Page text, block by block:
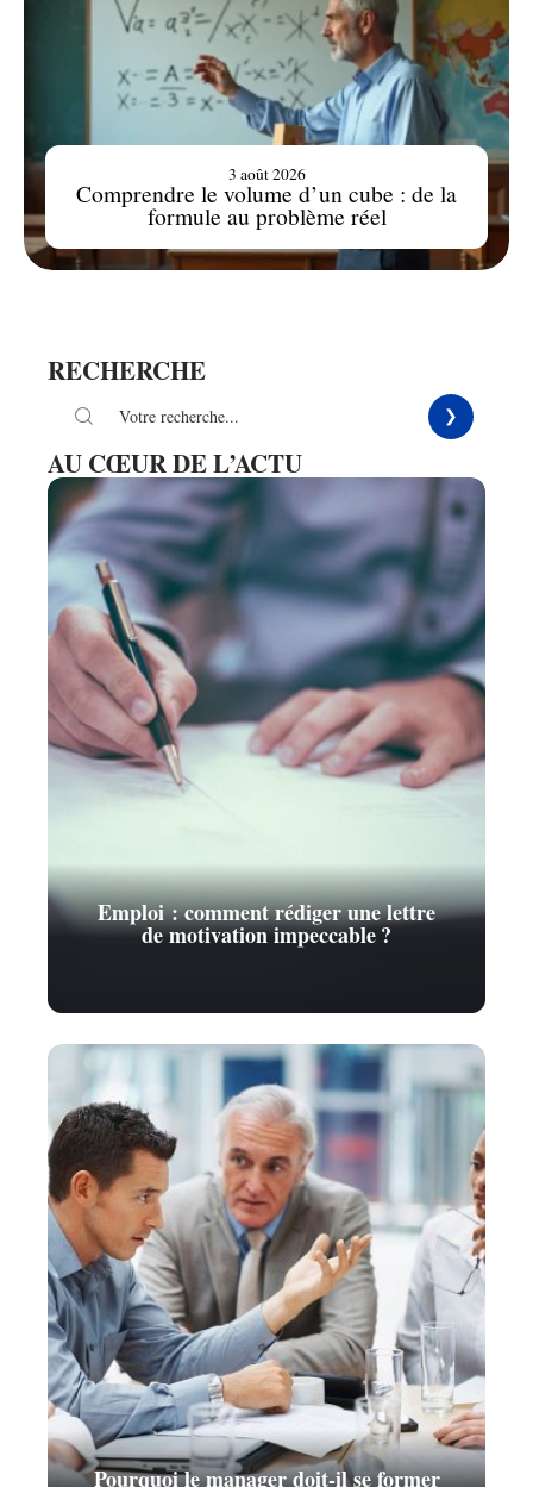
Comprendre le volume d’un cube : de la
formule au problème réel
3 août 2026
RECHERCHE
AU CŒUR DE L’ACTU
Emploi : comment rédiger une lettre
de motivation impeccable ?
Pourquoi le manager doit-il se former